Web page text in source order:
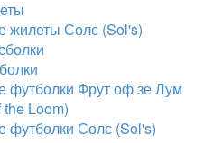
жилеты Солс (Sol's)
футболки Фрут оф зе Лум
the Loom)
футболки Солс (Sol's)